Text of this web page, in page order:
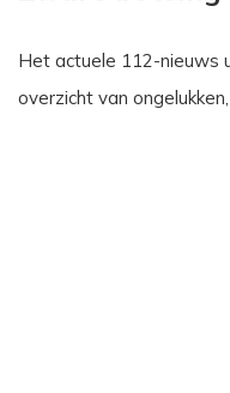
Het actuele 112-nieuws
overzicht van